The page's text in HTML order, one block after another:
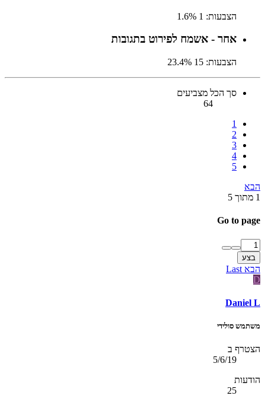
הצבעות: 1.6%
אחר - אשמח לפירוט בתגובות
הצבעות: 23.4%
סך הכל מצביעים
64
1
2
3
4
5
הבא
1 מתוך 5
Go to page
בצע
הבא Last
D
Daniel L
משתמש סולידי
הצטרף ב
5/6/19
הודעות
25